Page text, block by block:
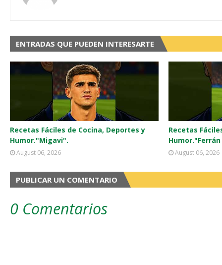
ENTRADAS QUE PUEDEN INTERESARTE
Recetas Fáciles de Cocina, Deportes y
Humor."Migavi".
August 06, 2026
Recetas
August 06, 2026
PUBLICAR UN COMENTARIO
0 Comentarios